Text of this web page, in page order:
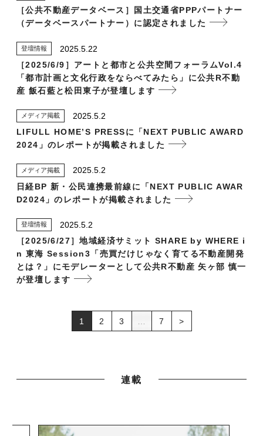
［公共不動産データベース］国土交通省PPPパートナー
（データベースパートナー）に認定されました
登壇情報
2025.5.22
［2025/6/9］アートと都市と公共空間フォーラムVol.4
「都市計画と文化行政をならべてみたら」に公共R不動
産 飯石藍と松田東子が登壇します
メディア掲載
2025.5.2
LIFULL HOME’S PRESSに「NEXT PUBLIC AWARD
2024」のレポートが掲載されました
メディア掲載
2025.5.2
日経BP 新・公民連携最前線に「NEXT PUBLIC AWAR
D2024」のレポートが掲載されました
登壇情報
2025.5.2
［2025/6/27］地域経済サミット SHARE by WHERE i
n 東海 Session3「売買だけじゃなく育てる不動産開発
とは？」にモデレーターとして公共R不動産 矢ヶ部 慎一
が登壇します
1 2 3 … 7 >
連載